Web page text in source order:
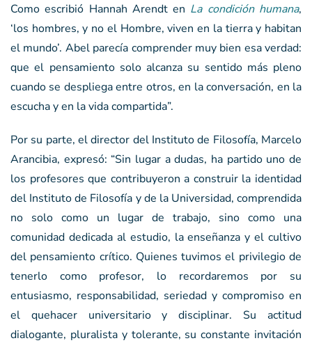
Como escribió Hannah Arendt en La condición humana,
‘los hombres, y no el Hombre, viven en la tierra y habitan
el mundo’. Abel parecía comprender muy bien esa verdad:
que el pensamiento solo alcanza su sentido más pleno
cuando se despliega entre otros, en la conversación, en la
escucha y en la vida compartida”.
Por su parte, el director del Instituto de Filosofía, Marcelo
Arancibia, expresó: “Sin lugar a dudas, ha partido uno de
los profesores que contribuyeron a construir la identidad
del Instituto de Filosofía y de la Universidad, comprendida
no solo como un lugar de trabajo, sino como una
comunidad dedicada al estudio, la enseñanza y el cultivo
del pensamiento crítico. Quienes tuvimos el privilegio de
tenerlo como profesor, lo recordaremos por su
entusiasmo, responsabilidad, seriedad y compromiso en
el quehacer universitario y disciplinar. Su actitud
dialogante, pluralista y tolerante, su constante invitación